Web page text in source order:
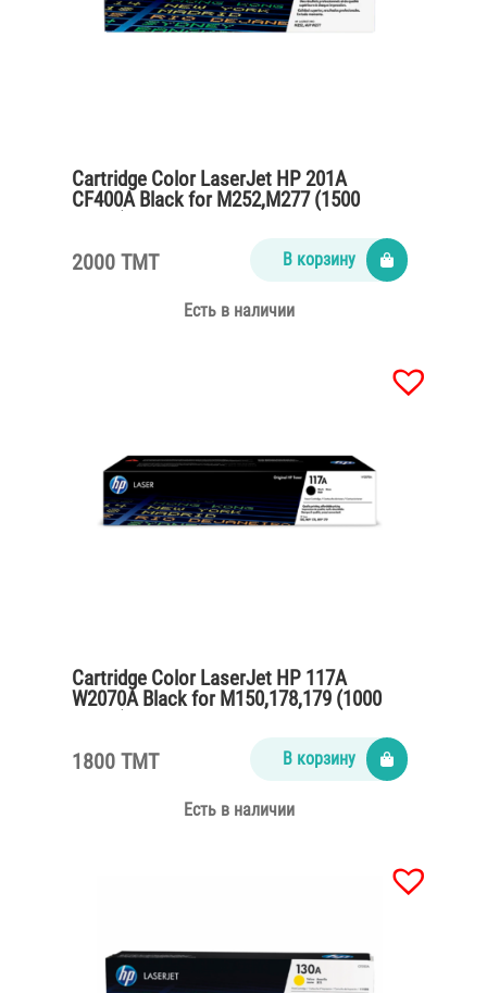
Cartridge Color LaserJet HP 201A
CF400A Black for M252,M277 (1500
2000 TMT В корзину
Есть в наличии
Cartridge Color LaserJet HP 117A
W2070A Black for M150,178,179 (1000
1800 TMT В корзину
Есть в наличии